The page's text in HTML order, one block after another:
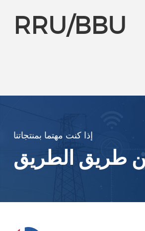
RRU/BBU
إذا كنت مهتما بمنتجاتنا
عن طريق الطريق